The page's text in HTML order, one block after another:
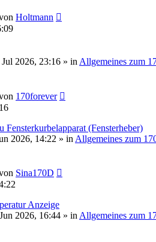
Holtmann
Jul 2026, 23:16 » in Allgemeines zum
170forever
Fensterkurbelapparat (Fensterheber)
2026, 14:22 » in Allgemeines zum
Sina170D
Anzeige
2026, 16:44 » in Allgemeines zum